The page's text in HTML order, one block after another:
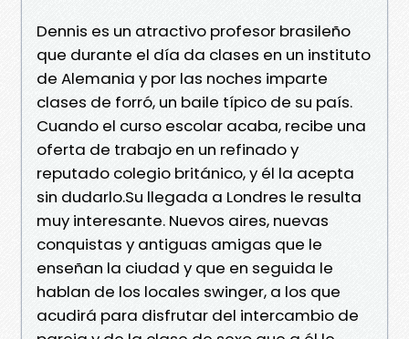
Dennis es un atractivo profesor brasileño
que durante el día da clases en un instituto
de Alemania y por las noches imparte
clases de forró, un baile típico de su país.
Cuando el curso escolar acaba, recibe una
oferta de trabajo en un refinado y
reputado colegio británico, y él la acepta
sin dudarlo.Su llegada a Londres le resulta
muy interesante. Nuevos aires, nuevas
conquistas y antiguas amigas que le
enseñan la ciudad y que en seguida le
hablan de los locales swinger, a los que
acudirá para disfrutar del intercambio de